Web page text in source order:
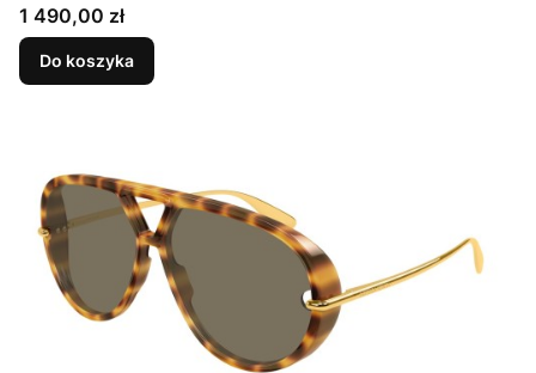
Cena
1 490,00 zł
Do koszyka